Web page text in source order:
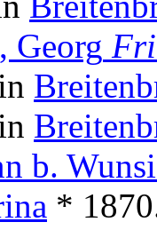
, Georg
b.
*